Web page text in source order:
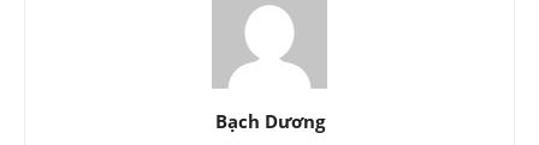
Bạch Dương